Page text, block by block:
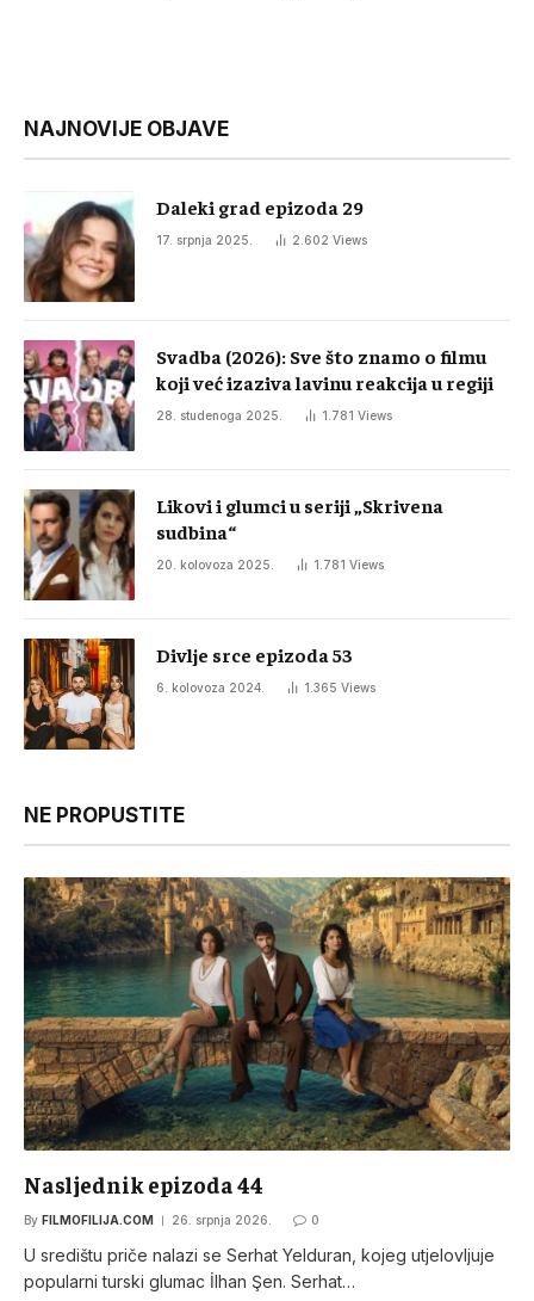
NAJNOVIJE OBJAVE
Daleki grad epizoda 29
17. srpnja 2025. 2.602 Views
Svadba (2026): Sve što znamo o filmu
koji već izaziva lavinu reakcija u regiji
28. studenoga 2025. 1.781 Views
Likovi i glumci u seriji „Skrivena
sudbina“
20. kolovoza 2025. 1.781 Views
Divlje srce epizoda 53
6. kolovoza 2024. 1.365 Views
NE PROPUSTITE
Nasljednik epizoda 44
By FILMOFILIJA.COM 26. srpnja 2026. 0
U središtu priče nalazi se Serhat Yelduran, kojeg utjelovljuje
popularni turski glumac İlhan Şen. Serhat…